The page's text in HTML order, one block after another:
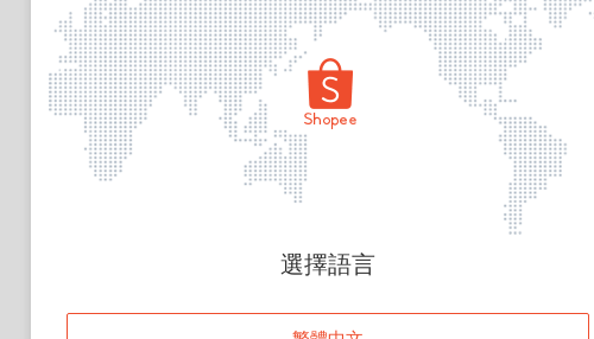
頁面無法顯示
選擇語言